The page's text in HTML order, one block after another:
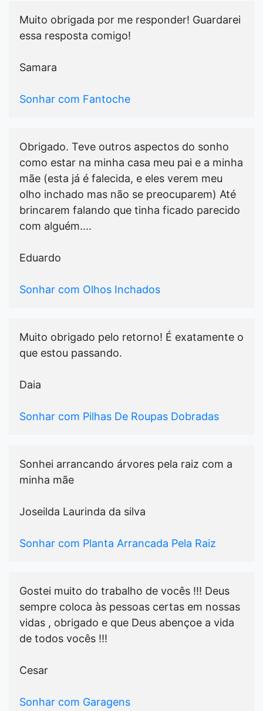
Muito obrigada por me responder! Guardarei
essa resposta comigo!
Samara
Sonhar com Fantoche
Obrigado. Teve outros aspectos do sonho
como estar na minha casa meu pai e a minha
mãe (esta já é falecida, e eles verem meu
olho inchado mas não se preocuparem) Até
brincarem falando que tinha ficado parecido
com alguém....
Eduardo
Sonhar com Olhos Inchados
Muito obrigado pelo retorno! É exatamente o
que estou passando.
Daia
Sonhar com Pilhas De Roupas Dobradas
Sonhei arrancando árvores pela raiz com a
minha mãe
Joseilda Laurinda da silva
Sonhar com Planta Arrancada Pela Raiz
Gostei muito do trabalho de vocês !!! Deus
sempre coloca às pessoas certas em nossas
vidas , obrigado e que Deus abençoe a vida
de todos vocês !!!
Cesar
Sonhar com Garagens